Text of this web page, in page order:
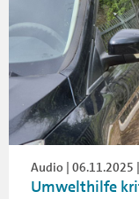
Audio | 06.11.2025 |
Umwelthilfe